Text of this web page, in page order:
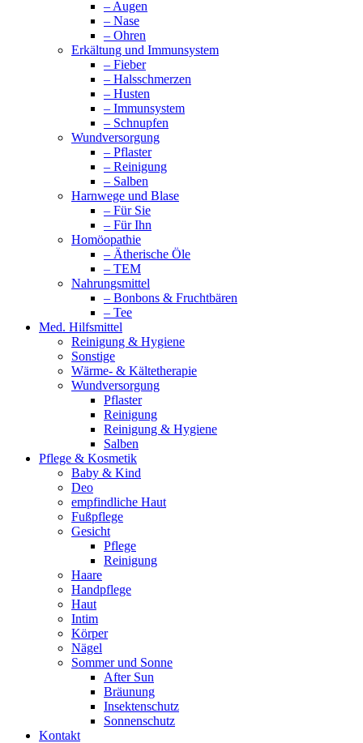
– Augen
– Nase
– Ohren
Erkältung und Immunsystem
– Fieber
– Halsschmerzen
– Husten
– Immunsystem
– Schnupfen
Wundversorgung
– Pflaster
– Reinigung
– Salben
Harnwege und Blase
– Für Sie
– Für Ihn
Homöopathie
– Ätherische Öle
– TEM
Nahrungsmittel
– Bonbons & Fruchtbären
– Tee
Med. Hilfsmittel
Reinigung & Hygiene
Sonstige
Wärme- & Kältetherapie
Wundversorgung
Pflaster
Reinigung
Reinigung & Hygiene
Salben
Pflege & Kosmetik
Baby & Kind
Deo
empfindliche Haut
Fußpflege
Gesicht
Pflege
Reinigung
Haare
Handpflege
Haut
Intim
Körper
Nägel
Sommer und Sonne
After Sun
Bräunung
Insektenschutz
Sonnenschutz
Kontakt